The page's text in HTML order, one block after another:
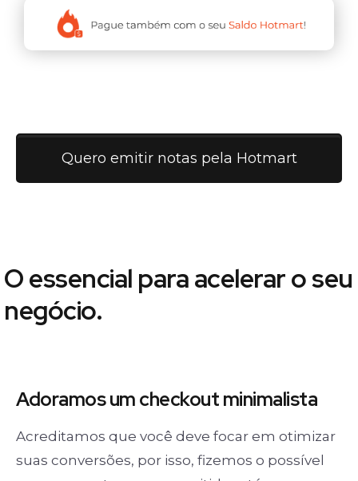
Quero emitir notas pela Hotmart
O essencial para acelerar o seu
negócio.
Adoramos umcheckout minimalista
Acreditamos que você deve focar em otimizar
suas conversões, por isso, fizemos o possível